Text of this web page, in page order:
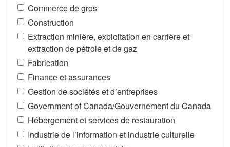
Commerce de gros
Construction
Extraction minière, exploitation en carrière et
extraction de pétrole et de gaz
Fabrication
Finance et assurances
Gestion de sociétés et d’entreprises
Government of Canada/Gouvernement du Canada
Hébergement et services de restauration
Industrie de l’information et industrie culturelle